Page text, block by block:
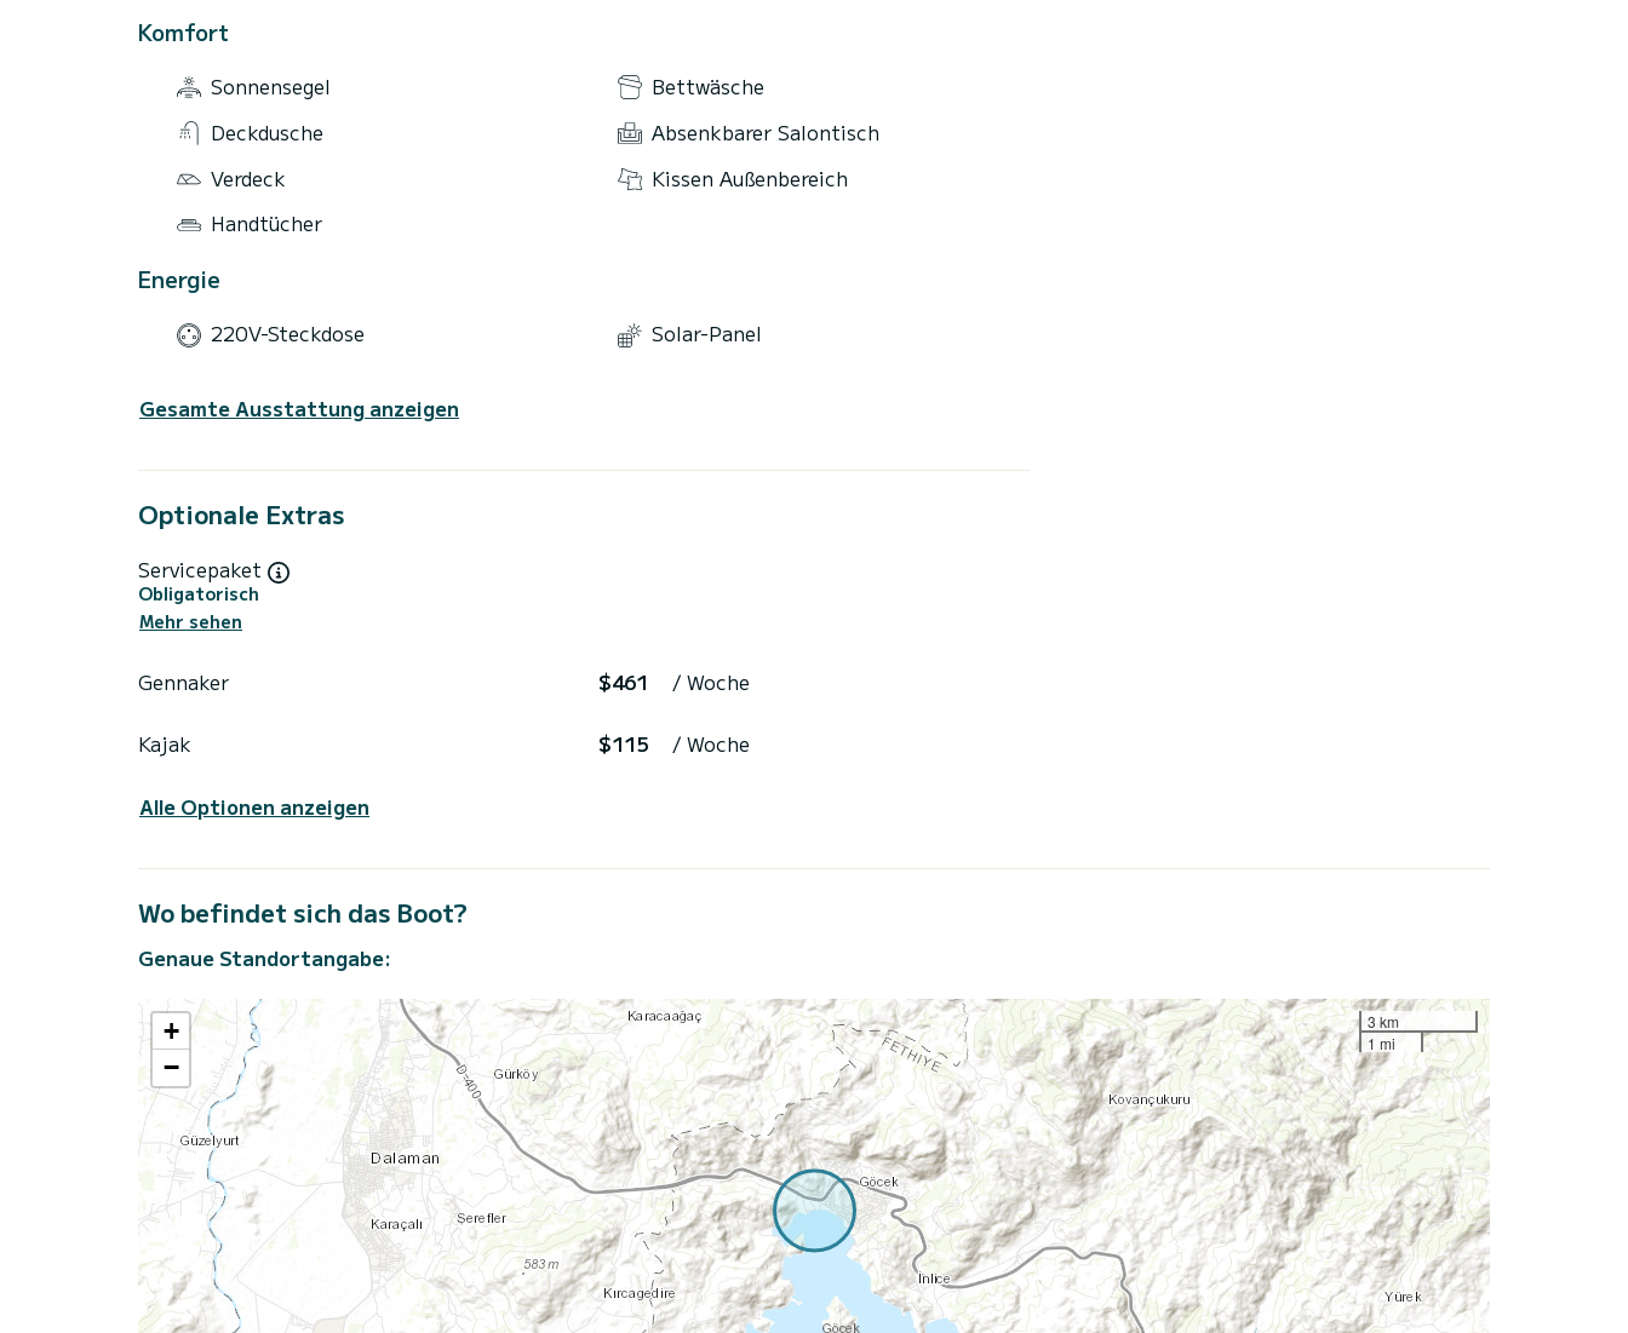
Komfort
Sonnensegel
Bettwäsche
Deckdusche
Absenkbarer Salontisch
Verdeck
Kissen Außenbereich
Handtücher
Energie
220V-Steckdose Solar-Panel
Gesamte Ausstattung anzeigen
Optionale Extras
Servicepaket
Obligatorisch
Mehr sehen
Gennaker $461 / Woche
Kajak $115 / Woche
Alle Optionen anzeigen
Wo befindet sich das Boot?
Genaue Standortangabe:
+
−
3 km
1 mi